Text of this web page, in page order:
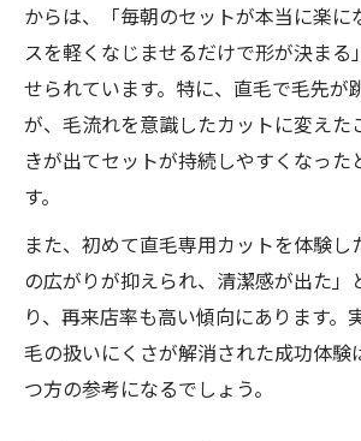
からは、「毎朝のセットが本当に楽に
スを軽くなじませるだけで形が決まる
せられています。特に、直毛で毛先が
が、毛流れを意識したカットに変えた
きが出てセットが持続しやすくなった
す。
また、初めて直毛専用カットを体験し
の広がりが抑えられ、清潔感が出た」
り、再来店率も高い傾向にあります。
毛の扱いにくさが解消された成功体験
つ方の参考になるでしょう。